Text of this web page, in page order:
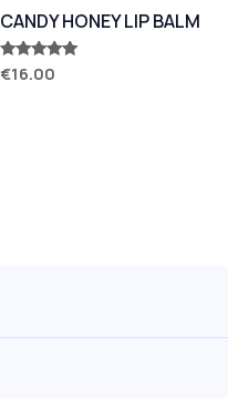
CANDY HONEY LIP BALM
Оценка
5.00
€16.00